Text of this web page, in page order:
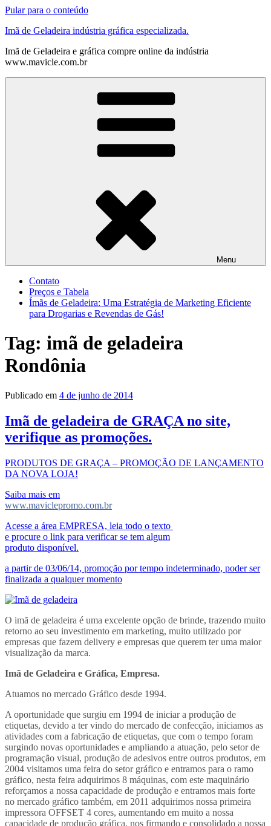
Pular para o conteúdo
Imã de Geladeira indústria gráfica especializada.
Imã de Geladeira e gráfica compre online da indústria
www.mavicle.com.br
Menu
Contato
Preços e Tabela
Ímãs de Geladeira: Uma Estratégia de Marketing Eficiente
para Drogarias e Revendas de Gás!
Tag: imã de geladeira
Rondônia
Publicado em 4 de junho de 2014
Imã de geladeira de GRAÇA no site,
verifique as promoções.
PRODUTOS DE GRAÇA – PROMOÇÃO DE LANÇAMENTO
DA NOVA LOJA!
Saiba mais em
www.maviclepromo.com.br
Acesse a área EMPRESA, leia todo o texto
e procure o link para verificar se tem algum
produto disponível.
a partir de 03/06/14, promoção por tempo indeterminado, poder ser
finalizada a qualquer momento
O imã de geladeira é uma excelente opção de brinde, trazendo muito
retorno ao seu investimento em marketing, muito utilizado por
empresas que fazem delivery e empresas que querem ter uma maior
visualização da marca.
Imã de Geladeira e Gráfica, Empresa.
Atuamos no mercado Gráfico desde 1994.
A oportunidade que surgiu em 1994 de iniciar a produção de
etiquetas, devido a ter vindo do mercado de confecção, iniciamos as
atividades com a fabricação de etiquetas, que com o tempo foram
surgindo novas oportunidades e ampliando a atuação, pelo setor de
programação visual, produção de adesivos entre outros produtos, em
2004 visitamos uma feira do setor gráfico e entramos para o ramo
gráfico, nesta feira adquirimos 8 máquinas, com este maquinário
reforçamos a nossa capacidade de produção e entramos mais forte
no mercado gráfico também, em 2011 adquirimos nossa primeira
impressora OFFSET 4 cores, aumentando em muito a nossa
capacidade de produção gráfica, nos firmando e consolidado a nossa